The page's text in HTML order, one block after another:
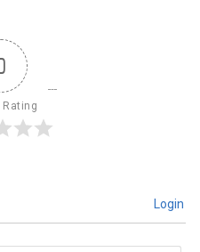
Login